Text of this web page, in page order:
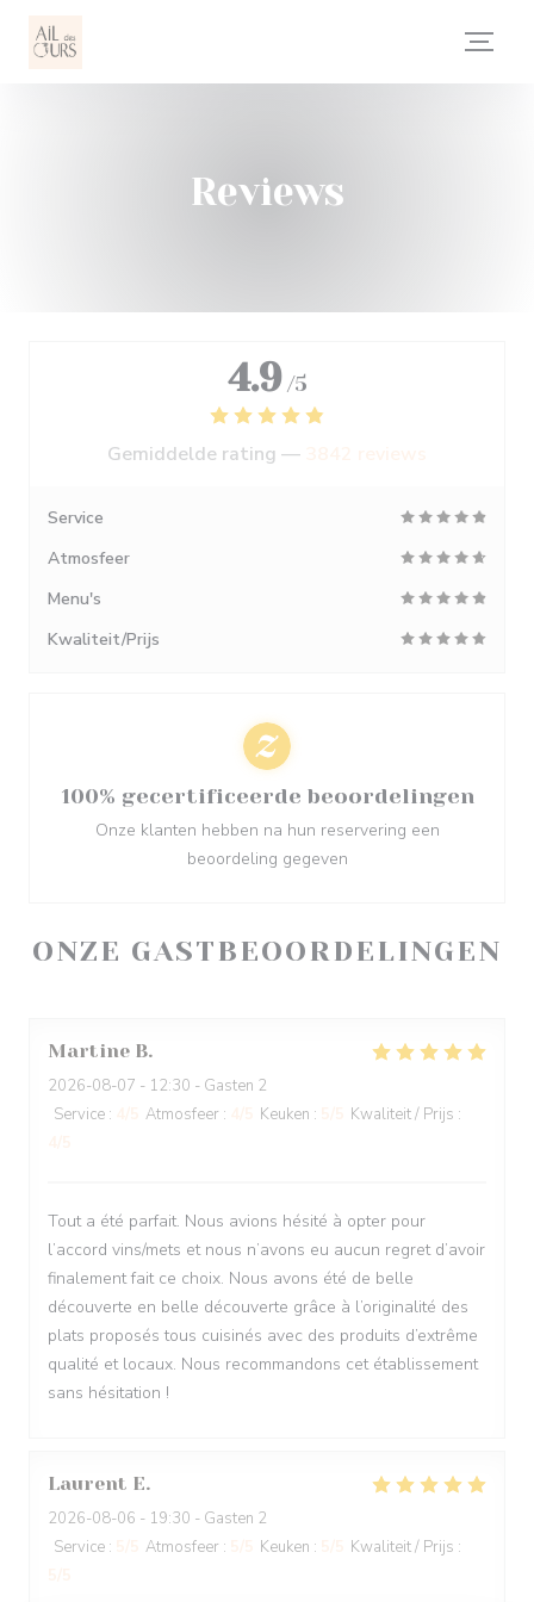
Reviews
ONZE GASTBEOORDELINGEN
Martine B
2026-08-07 - 12:30 - Gasten 2
Service : Atmosfeer : Keuken : Kwaliteit / Prijs :
Tout a été parfait. Nous avions hésité à opter pour
l’accord vins/mets et nous n’avons eu aucun regret d’avoir
finalement fait ce choix. Nous avons été de belle
découverte en belle découverte grâce à l’originalité des
plats proposés tous cuisinés avec des produits d’extrême
qualité et locaux. Nous recommandons cet établissement
sans hésitation !
Laurent E
2026-08-06 - 19:30 - Gasten 2
Service : Atmosfeer : Keuken : Kwaliteit / Prijs :
4.9 /5
Gemiddelde rating —
Service
Atmosfeer
Menu's
Kwaliteit/Prijs
100% gecertificeerde beoordelingen
Onze klanten hebben na hun reservering een
beoordeling gegeven